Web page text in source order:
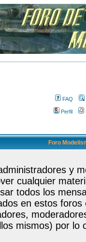
FAQ
Perfil
Foro
y
cualquier
todos los
en estos
mismos) por lo